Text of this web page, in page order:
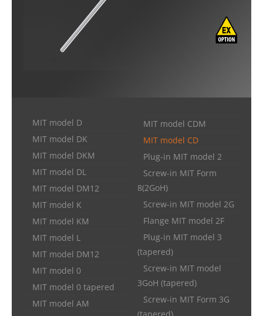
MIT model D
MIT model DK
MIT model DKM
MIT model DL
MIT model DM12
MIT model K
MIT model KM
MIT model L
MIT model DM12
MIT model 0
MIT model 0 tapered
MIT model AM
MIT model CDM
MIT model CD
Plug-in MIT model 2
Screw-in MIT Form
8(2GoH)
Screw-in MIT model 2G
Flange MIT model 2F
Plug-in MIT model 3
(tapered)
Screw-in MIT model
3GoH (tapered)
Screw-in MIT Form 3G